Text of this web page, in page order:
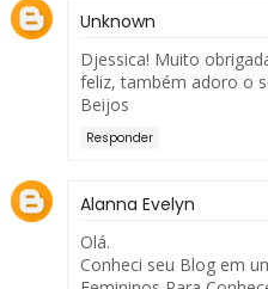
Unknown
Djessica! Muito
feliz, também adoro o
Beijos
Responder
Alanna Evelyn
Olá.
Conheci seu Blog em